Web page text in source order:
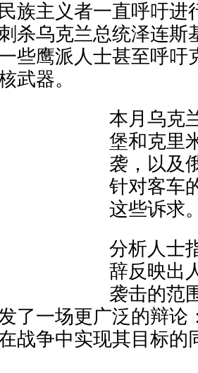
族主义者一直呼吁进
杀乌克兰总统泽连斯
些鹰派人士甚至呼吁
武器。
本月乌克
堡和克里
袭，以及
针对客车
这些诉求
分析人士
辞反映出
袭击的范
了一场更广泛的辩论
战争中实现其目标的